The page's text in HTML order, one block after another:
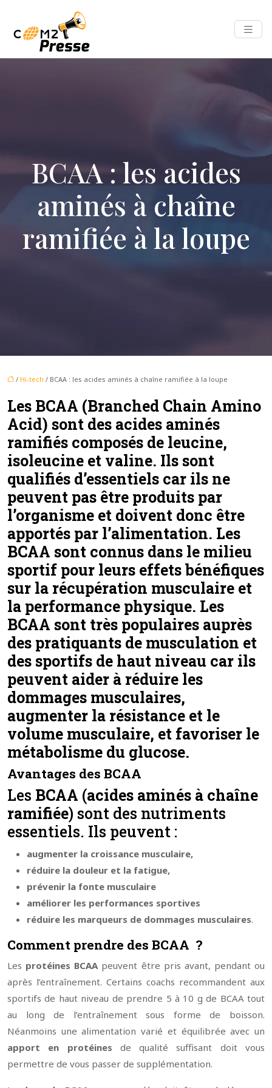
BCAA : les acides
aminés à chaîne
ramifiée à la loupe
/ Hi-tech / BCAA : les acides aminés à chaîne ramifiée à la loupe
Les BCAA (Branched Chain Amino
Acid) sont des acides aminés
ramifiés composés de leucine,
isoleucine et valine. Ils sont
qualifiés d’essentiels car ils ne
peuvent pas être produits par
l’organisme et doivent donc être
apportés par l’alimentation. Les
BCAA sont connus dans le milieu
sportif pour leurs effets bénéfiques
sur la récupération musculaire et
la performance physique. Les
BCAA sont très populaires auprès
des pratiquants de musculation et
des sportifs de haut niveau car ils
peuvent aider à réduire les
dommages musculaires,
augmenter la résistance et le
volume musculaire, et favoriser le
métabolisme du glucose.
Avantages des BCAA
Les BCAA (acides aminés à chaîne
ramifiée) sont des nutriments
essentiels. Ils peuvent :
augmenter la croissance musculaire,
réduire la douleur et la fatigue,
prévenir la fonte musculaire
améliorer les performances sportives
réduire les marqueurs de dommages musculaires.
Comment prendre des BCAA ?
Les protéines BCAApeuvent être pris avant, pendant ou
après l’entraînement. Certains coachs recommandent aux
sportifs de haut niveau de prendre 5 à 10 g de BCAA tout
au long de l’entraînement sous forme de boisson.
Néanmoins une alimentation varié et équilibrée avec un
apport en protéines de qualité suffisant doit vous
permettre de vous passer de supplémentation.